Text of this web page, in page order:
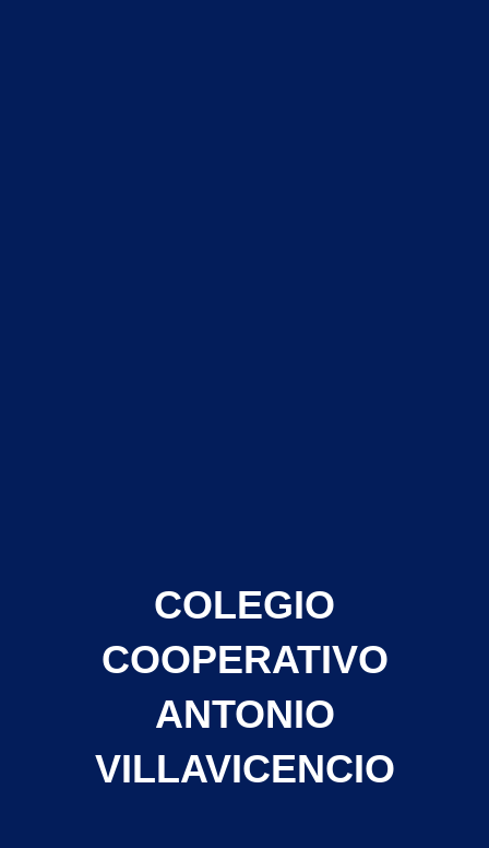
COLEGIO
COOPERATIVO
ANTONIO
VILLAVICENCIO